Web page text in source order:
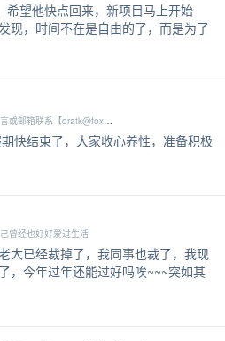
希望他快点回来，新项目马上开始
现，时间不在是自由的了，而是为了
【网站管理员】如有问题，请留言或邮箱联系【dratk@foxmail.com】
快结束了，大家收心养性，准备积极
曾经也好好爱过生活
大已经裁掉了，我同事也裁了，我现
，今年过年还能过好吗唉~~~突如其